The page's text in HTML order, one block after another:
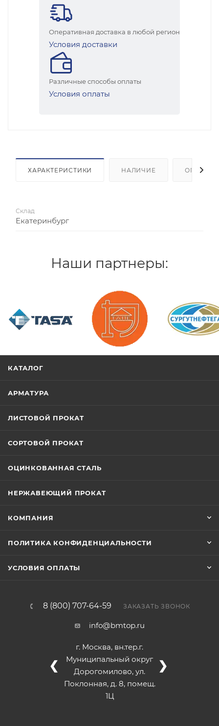
Оперативная доставка в любой регион
Условия доставки
Различные способы оплаты
Условия оплаты
ХАРАКТЕРИСТИКИ НАЛИЧИЕ ОПЛАТА
Склад
Екатеринбург
Наши партнеры:
КАТАЛОГ
АРМАТУРА
ЛИСТОВОЙ ПРОКАТ
СОРТОВОЙ ПРОКАТ
ОЦИНКОВАННАЯ СТАЛЬ
НЕРЖАВЕЮЩИЙ ПРОКАТ
КОМПАНИЯ
ПОЛИТИКА КОНФИДЕНЦИАЛЬНОСТИ
УСЛОВИЯ ОПЛАТЫ
8 (800) 707-64-59 ЗАКАЗАТЬ ЗВОНОК
info@bmtop.ru
г. Москва, вн.тер.г.
Муниципальный округ
Дорогомилово, ул.
Поклонная, д. 8, помещ.
1Ц
❮ ❯